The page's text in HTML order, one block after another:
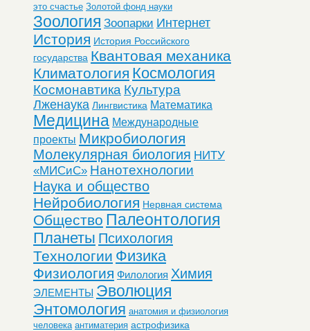
это счастье Золотой фонд науки
Зоология Зоопарки Интернет
История История Российского
государства Квантовая механика
Климатология Космология
Космонавтика Культура
Лженаука Лингвистика Математика
Медицина Международные
проекты Микробиология
Молекулярная биология НИТУ
«МИСиС» Нанотехнологии
Наука и общество
Нейробиология Нервная система
Общество Палеонтология
Планеты Психология
Технологии Физика
Физиология Филология Химия
ЭЛЕМЕНТЫ Эволюция
Энтомология анатомия и физиология
человека антиматерия астрофизика